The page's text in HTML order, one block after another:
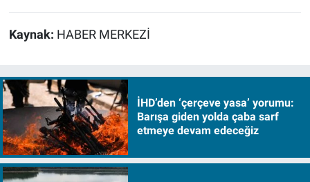
Kaynak: HABER MERKEZİ
İHD’den ‘çerçeve yasa’ yorumu:
Barışa giden yolda çaba sarf
etmeye devam edeceğiz